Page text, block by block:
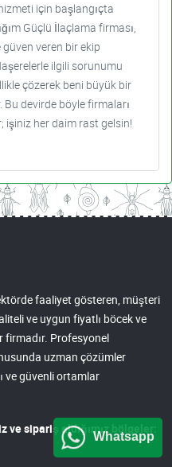
için başlangıçta
Güçlü İlaçlama firması,
veren bir ekip
ilgili sorunumu
çözerek beni büyük bir
Bu devirde böyle firmaları
işiniz her daim rast gelsin!
faaliyet gösteren, müşteri
ve uygun fiyatlı böcek ve
firmadır. Profesyonel
uzman çözümler
ve güvenli ortamlar
sipariş aldığımız bölgeler:
Whatsapp